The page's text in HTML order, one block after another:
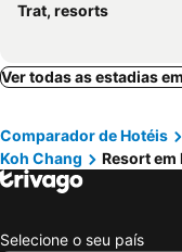
Annika Koh Chang
Koh Chang
Kohchang Privilege
Indie Beach
Chang Buri Resort & Koh Chang
Trat, resorts
Ver todas as estadias
Comparador de Hotéis
Koh Chang
Resort em
Selecione o seu país